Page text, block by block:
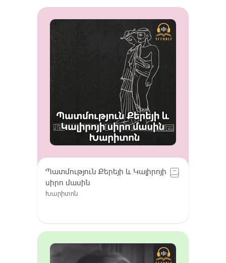
Պատմություն Քերեյի և Կալիրոյի
սիրո մասին
Խարիտոն